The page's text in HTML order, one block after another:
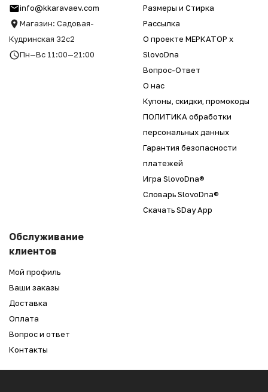
info@kkaravaev.com
Магазин: Садовая-
Кудринская 32с2
Пн—Вс 11:00—21:00
Размеры и Стирка
Рассылка
О проекте МЕРКАТОР x
SlovoDna
Вопрос-Ответ
О нас
Купоны, скидки, промокоды
ПОЛИТИКА обработки
персональных данных
Гарантия безопасности
платежей
Игра SlovoDna®
Словарь SlovoDna®
Скачать SDay App
Обслуживание
клиентов
Мой профиль
Ваши заказы
Доставка
Оплата
Вопрос и ответ
Контакты